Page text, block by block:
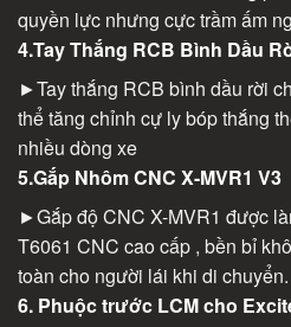
quyền lực nhưng cực trầm ấm
4.Tay Thắng RCB Bình Dầu
►Tay thắng RCB bình dầu rời
thể tăng chỉnh cự ly bóp thắng
nhiều dòng xe
5.Gắp Nhôm CNC X-MVR1 V3
►Gắp độ CNC X-MVR1 được
T6061 CNC cao cấp , bền bỉ
toàn cho người lái khi di chuyển.
6. Phuộc trước LCM cho